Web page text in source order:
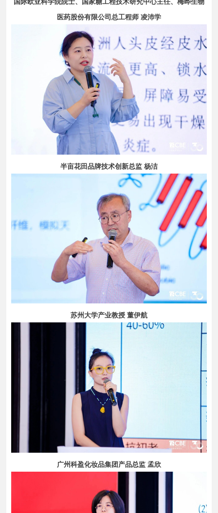
医药股份有限公司总工程师 凌沛学
半亩花田品牌技术创新总监 杨洁
苏州大学产业教授 董伊航
广州科盈化妆品集团产品总监 孟欣